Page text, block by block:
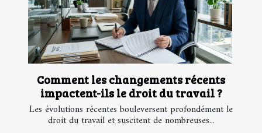
Comment les changements récents
impactent-ils le droit du travail ?
Les évolutions récentes bouleversent profondément le
droit du travail et suscitent de nombreuses...